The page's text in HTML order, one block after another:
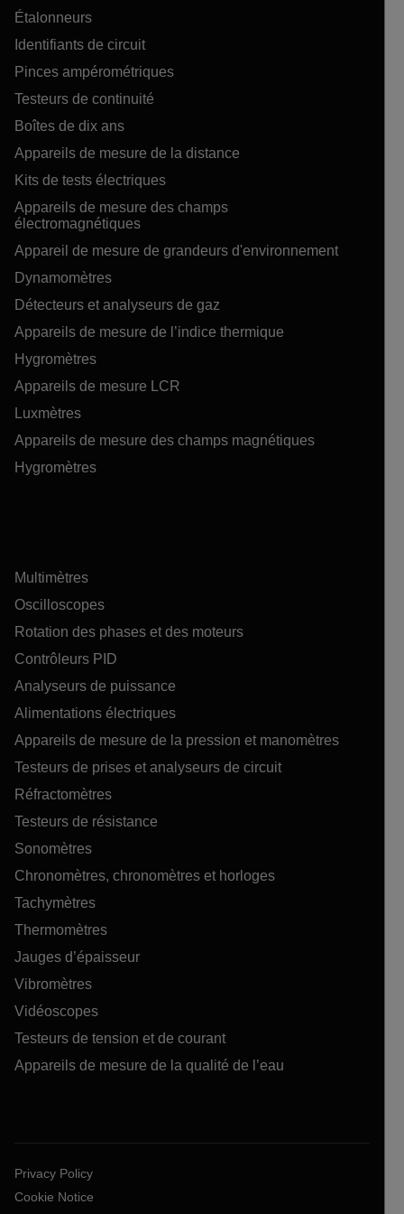
Étalonneurs
Identifiants de circuit
Pinces ampérométriques
Testeurs de continuité
Boîtes de dix ans
Appareils de mesure de la distance
Kits de tests électriques
Appareils de mesure des champs
électromagnétiques
Appareil de mesure de grandeurs d'environnement
Dynamomètres
Détecteurs et analyseurs de gaz
Appareils de mesure de l’indice thermique
Hygromètres
Appareils de mesure LCR
Luxmètres
Appareils de mesure des champs magnétiques
Hygromètres
Multimètres
Oscilloscopes
Rotation des phases et des moteurs
Contrôleurs PID
Analyseurs de puissance
Alimentations électriques
Appareils de mesure de la pression et manomètres
Testeurs de prises et analyseurs de circuit
Réfractomètres
Testeurs de résistance
Sonomètres
Chronomètres, chronomètres et horloges
Tachymètres
Thermomètres
Jauges d’épaisseur
Vibromètres
Vidéoscopes
Testeurs de tension et de courant
Appareils de mesure de la qualité de l’eau
Privacy Policy
Cookie Notice